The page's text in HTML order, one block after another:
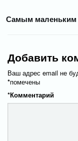
Самым маленьким
Добавить
Ваш адрес email не
помечены
*
Комментарий
*